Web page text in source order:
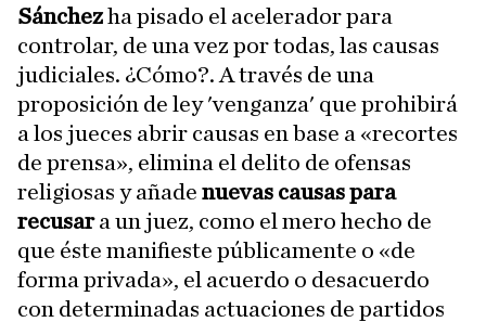
Sánchezha pisado el acelerador para
controlar, de una vez por todas, las causas
judiciales. ¿Cómo?. A través de una
proposición de ley 'venganza' que prohibirá
a los jueces abrir causas en base a «recortes
de prensa», elimina el delito de ofensas
religiosas y añade nuevas causas para
recusara un juez, como el mero hecho de
que éste manifieste públicamente o «de
forma privada», el acuerdo o desacuerdo
con determinadas actuaciones de partidos